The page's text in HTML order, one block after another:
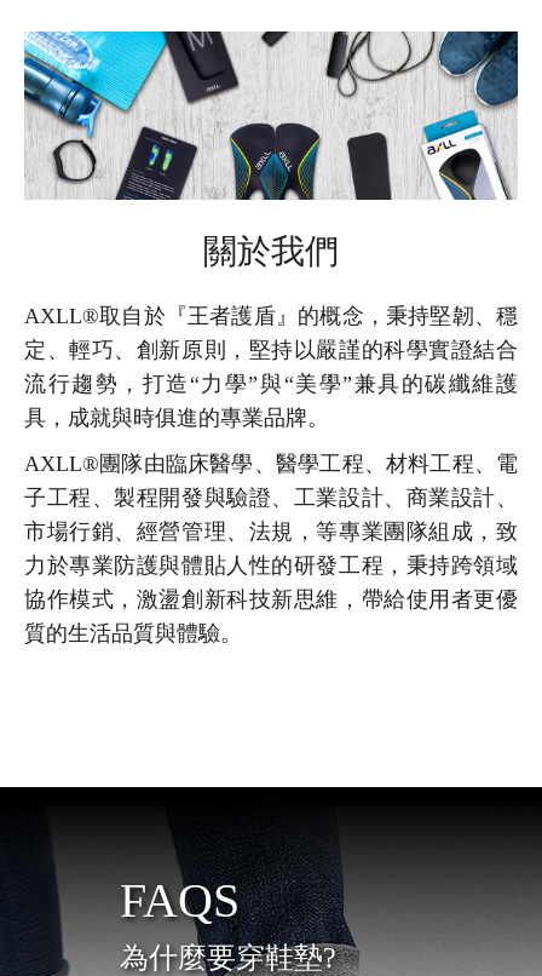
關於我們
AXLL®取自於『王者護盾』的概念，秉持堅韌、穩
定、輕巧、創新原則，堅持以嚴謹的科學實證結合
流行趨勢，打造“力學”與“美學”兼具的碳纖維護
具，成就與時俱進的專業品牌。
AXLL®團隊由臨床醫學、醫學工程、材料工程、電
子工程、製程開發與驗證、工業設計、商業設計、
市場行銷、經營管理、法規，等專業團隊組成，致
力於專業防護與體貼人性的研發工程，秉持跨領域
協作模式，激盪創新科技新思維，帶給使用者更優
質的生活品質與體驗。
FAQS
為什麼要穿鞋墊?